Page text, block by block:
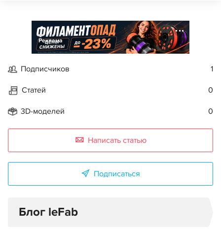
Реклама
Подписчиков 1
Статей 0
3D-моделей 0
Написать статью
Подписаться
Блог leFab